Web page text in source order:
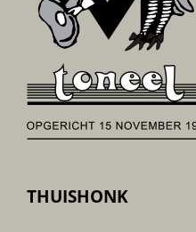
THUISHONK